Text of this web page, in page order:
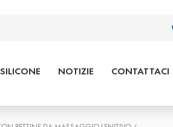
NOTIZIE CONTATTACI